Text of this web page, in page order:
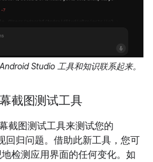
Studio 工具和知识联系起来。
截图测试工具
截图测试工具来测试您的
回归问题。借助此新工具，您可
检测应用界面的任何变化。如